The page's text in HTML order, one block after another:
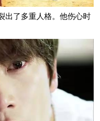
出了多重人格。他伤心时